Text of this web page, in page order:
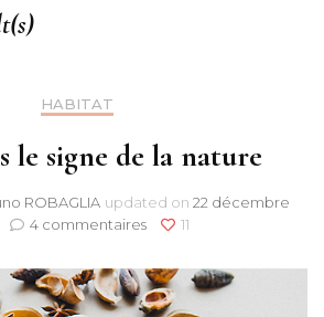
HABITAT
le signe de la nature
ROBAGLIA updated on 22 décembre
4 commentaires
sur
sous
le
signe
11